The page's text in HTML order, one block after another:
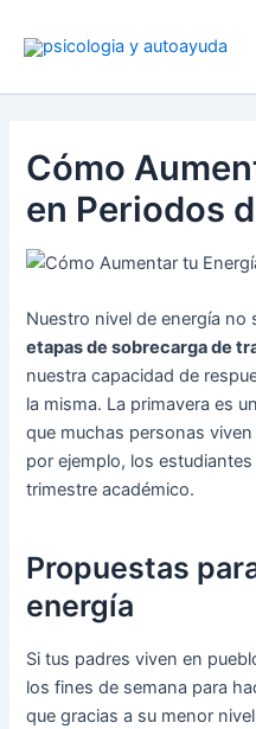
Cómo
en Periodos
Nuestro nivel de energía no
etapas de sobrecarga de
nuestra capacidad de
la misma. La primavera es
que muchas personas
por ejemplo, los
trimestre académico.
Propuestas
energía
Si tus padres viven en
los fines de semana para
que gracias a su menor